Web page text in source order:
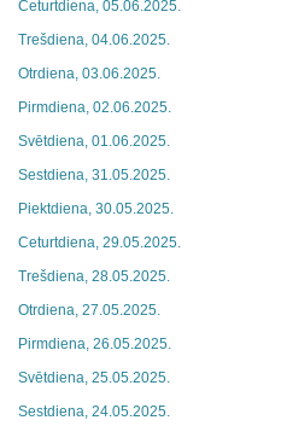
Ceturtdiena, 05.06.2025.
Trešdiena, 04.06.2025.
Otrdiena, 03.06.2025.
Pirmdiena, 02.06.2025.
Svētdiena, 01.06.2025.
Sestdiena, 31.05.2025.
Piektdiena, 30.05.2025.
Ceturtdiena, 29.05.2025.
Trešdiena, 28.05.2025.
Otrdiena, 27.05.2025.
Pirmdiena, 26.05.2025.
Svētdiena, 25.05.2025.
Sestdiena, 24.05.2025.